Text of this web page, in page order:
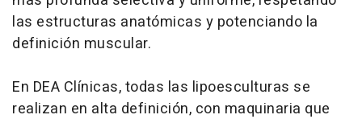
las estructuras anatómicas y potenciando la
definición muscular.
En DEA Clínicas, todas las lipoesculturas se
realizan en alta definición, con maquinaria que